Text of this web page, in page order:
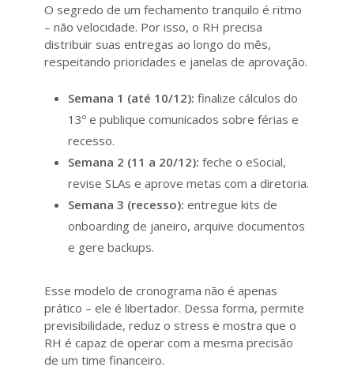
O segredo de um fechamento tranquilo é ritmo
– não velocidade. Por isso, o RH precisa
distribuir suas entregas ao longo do mês,
respeitando prioridades e janelas de aprovação.
Semana 1 (até 10/12): finalize cálculos do
13º e publique comunicados sobre férias e
recesso.
Semana 2 (11 a 20/12): feche o eSocial,
revise SLAs e aprove metas com a diretoria.
Semana 3 (recesso): entregue kits de
onboarding de janeiro, arquive documentos
e gere backups.
Esse modelo de cronograma não é apenas
prático – ele é libertador. Dessa forma, permite
previsibilidade, reduz o stress e mostra que o
RH é capaz de operar com a mesma precisão
de um time financeiro.